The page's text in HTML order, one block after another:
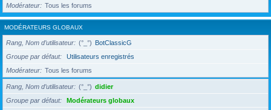
Modérateur
Tous les forums
MODÉRATEURS GLOBAUX
Rang, Nom d’utilisateur (°_°) BotClassicG
Groupe par défaut
Utilisateurs enregistrés
Modérateur
Tous les forums
Rang, Nom d’utilisateur (°_°) didier
Groupe par défaut
Modérateurs globaux